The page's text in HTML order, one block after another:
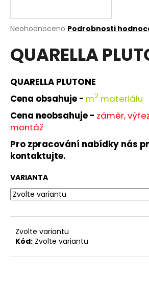
Průměrné
produktu
je
z
5
hvězdiček.
Neohodnoceno Podrobnosti
QUARELLA
QUARELLA PLUTONE
Cena obsahuje - m2 materiálu
Cena neobsahuje - záměr,
montáž
Pro zpracování nabídky nás
kontaktujte.
VARIANTA
Zvolte variantu
Kód: Zvolte variantu
j
t
?
HLEDAT
D
o
p
o
u
č
u
j